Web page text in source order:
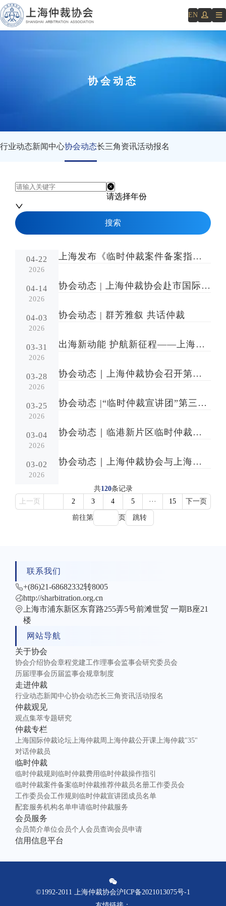
EN
协会动态
行业动态新闻中心协会动态长三角资讯活动报名
04-22
2026
上海发布《临时仲裁案件备案指引(试行)》
04-14
2026
协会动态 | 上海仲裁协会赴市国际货运代理行业协会
04-03
2026
协会动态 | 群芳雅叙 共话仲裁
03-31
2026
出海新动能 护航新征程——上海仲裁协会受邀出席出海综合服务新生态共建活动
03-28
2026
协会动态｜上海仲裁协会召开第二届理事会第十一次会议
03-25
2026
协会动态 |“临时仲裁宣讲团”第三场宣讲活动：走进太保产险
03-04
2026
协会动态｜临港新片区临时仲裁专家论证会顺利召开
03-02
2026
协会动态｜上海仲裁协会与上海海事法院签署《协同推进海事诉讼与临时仲裁衔接机制实施办法（试行）》
共120条记录
上一页
2 3 4 5 ··· 15 下一页
前往第 页 跳转
请选择年份
搜索
联系我们
+(86)21-68682332转8005
http://sharbitration.org.cn
上海市浦东新区东育路255弄5号前滩世贸 一期B座21
楼
网站导航
关于协会
协会介绍协会章程党建工作理事会监事会研究委员会
历届理事会历届监事会规章制度
走进仲裁
行业动态新闻中心协会动态长三角资讯活动报名
仲裁观见
观点集萃专题研究
仲裁专栏
上海国际仲裁论坛上海仲裁周 上海仲裁公开课上海仲裁"35"
对话仲裁员
临时仲裁
临时仲裁规则 临时仲裁费用临时仲裁操作指引
临时仲裁案件备案临时仲裁推荐仲裁员名册工作委员会
工作委员会工作规则 临时仲裁宣讲团成员名单
配套服务机构名单申请临时仲裁服务
会员服务
会员简介单位会员个人会员查询会员申请
信用信息平台
©1992-2011 上海仲裁协会沪ICP备2021013075号-1